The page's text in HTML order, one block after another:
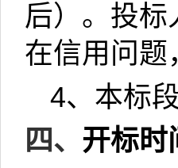
后）。投
在信用问题
4、本标
四、 开标时